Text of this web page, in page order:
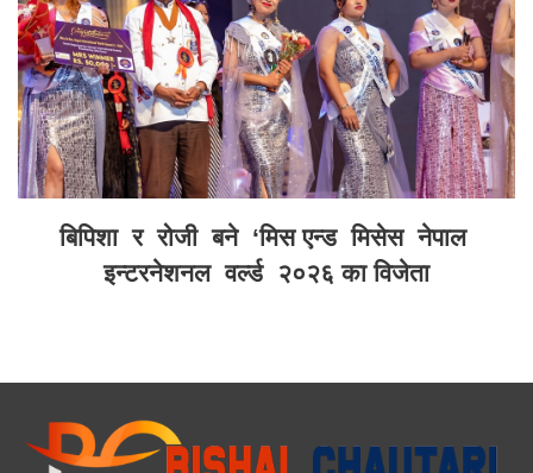
बिपिशा र रोजी बने ‘मिस एन्ड मिसेस नेपाल
इन्टरनेशनल वर्ल्ड २०२६ का विजेता